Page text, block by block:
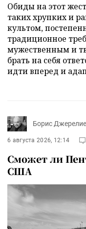
Обиды на этот
таких хрупких и
культом,
традиционное
мужественным и
брать на себя
идти вперед и
Борис
6 августа 2026, 12:14
Сможет ли
США